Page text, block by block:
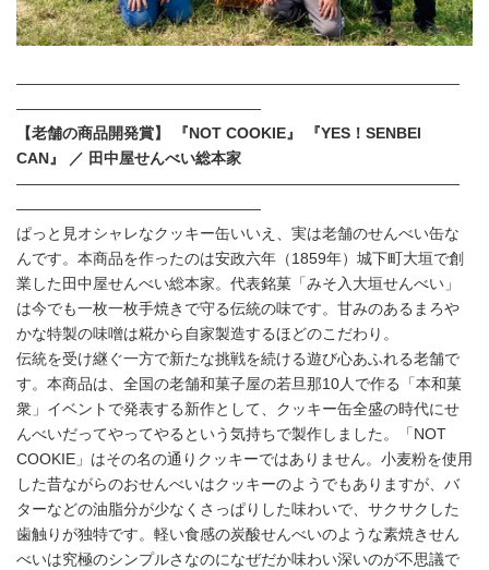
―――――――――――――――――――――――――――――
――――――――――――――――
【老舗の商品開発賞】 『 NOT COOKIE』 『YES ！ SENBEI
CAN 』 ／ 田中屋せんべい総本家
―――――――――――――――――――――――――――――
――――――――――――――――
ぱっと見オシャレなクッキー缶いいえ、実は老舗のせんべい缶な
んです。本商品を作ったのは安政六年（1859年）城下町大垣で創
業した田中屋せんべい総本家。代表銘菓「みそ入大垣せんべい」
は今でも一枚一枚手焼きで守る伝統の味です。甘みのあるまろや
かな特製の味噌は糀から自家製造するほどのこだわり。
伝統を受け継ぐ一方で新たな挑戦を続ける遊び心あふれる老舗で
す。本商品は、全国の老舗和菓子屋の若旦那10人で作る「本和菓
衆」イベントで発表する新作として、クッキー缶全盛の時代にせ
んべいだってやってやるという気持ちで製作しました。「NOT
COOKIE」はその名の通りクッキーではありません。小麦粉を使用
した昔ながらのおせんべいはクッキーのようでもありますが、バ
ターなどの油脂分が少なくさっぱりした味わいで、サクサクした
歯触りが独特です。軽い食感の炭酸せんべいのような素焼きせん
べいは究極のシンプルさなのになぜだか味わい深いのが不思議で